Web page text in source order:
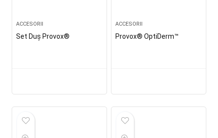
ACCESORII
Set Duş Provox®
ACCESORII
Provox® OptiDerm™